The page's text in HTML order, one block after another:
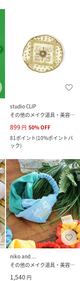
studio CLIP
その他のメイク道具・美容器具
899 円 50%OFF
81ポイント(10%ポイントバ
ック)
niko and ...
その他のメイク道具・美容器具
1,540 円